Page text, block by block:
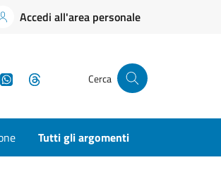
Accedi all'area personale
WhatsApp Cerca
Tutti gli argomenti